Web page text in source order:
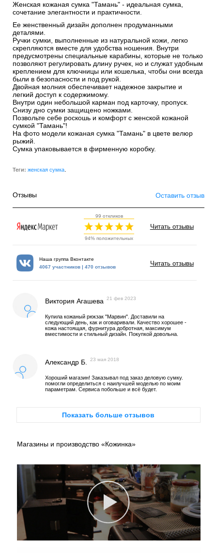
Женская кожаная сумка "Тамань" - идеальная сумка,
сочетание элегантности и практичности.
Ее женственный дизайн дополнен продуманными
деталями.
Ручки сумки, выполненные из натуральной кожи, легко
скрепляются вместе для удобства ношения. Внутри
предусмотрены специальные карабины, которые не только
позволяют регулировать длину ручек, но и служат удобным
креплением для ключницы или кошелька, чтобы они всегда
были в безопасности и под рукой.
Двойная молния обеспечивает надежное закрытие и
легкий доступ к содержимому.
Внутри один небольшой карман под карточку, пропуск.
Снизу дно сумки защищено ножками.
Позвольте себе роскошь и комфорт с женской кожаной
сумкой "Тамань"!
На фото модели кожаная сумка "Тамань" в цвете велюр
рыжий.
Сумка упаковывается в фирменную коробку.
Теги: женская сумка
Отзывы Оставить отзыв
99 откликов
94% положительных
Читать отзывы
Наша группа Вконтакте
4067 участников | 470 отзывов
Читать отзывы
Виктория Агашева 21 фев 2023
Купила кожаный рюкзак "Марвин". Доставили на
следующий день, как и оговаривали. Качество хорошее -
кожа настоящая, фурнитура добротная, максимум
вместимости и стильный дизайн. Покупкой довольна.
Александр Б. 23 мая 2018
Хороший магазин! Заказывал под заказ деловую сумку.
помогли определиться с наилучшей моделью по моим
параметрам. Сервиса побольше и всё будет.
Показать больше отзывов
Магазины и производство «Кожинка»